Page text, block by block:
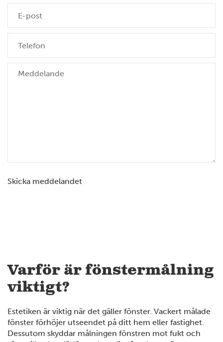
Skicka meddelandet
Varför är fönstermålning
viktigt?
Estetiken är viktig när det gäller fönster. Vackert målade
fönster förhöjer utseendet på ditt hem eller fastighet.
Dessutom skyddar målningen fönstren mot fukt och